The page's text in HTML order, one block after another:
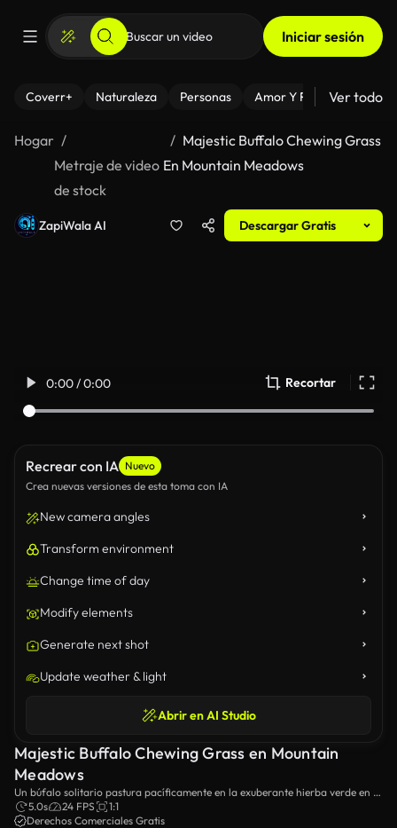
Iniciar sesión
Coverr+ Naturaleza Personas Amor Y Relaciones
Ver todo
Hogar
Metraje de video
de stock
Majestic Buffalo Chewing Grass
En Mountain Meadows
ZapiWala AI Descargar Gratis
0:00 / 0:00 Recortar
Recrear con IA Nuevo
Crea nuevas versiones de esta toma con IA
New camera angles
Transform environment
Change time of day
Modify elements
Generate next shot
Update weather & light
Abrir en AI Studio
Majestic Buffalo Chewing Grass en Mountain
Meadows
Un búfalo solitario pastura pacíficamente en la exuberante hierba verde en el
fondo de la asombrosa cordillera montañosa.
5.0s 24 FPS
1:1
Derechos Comerciales Gratis